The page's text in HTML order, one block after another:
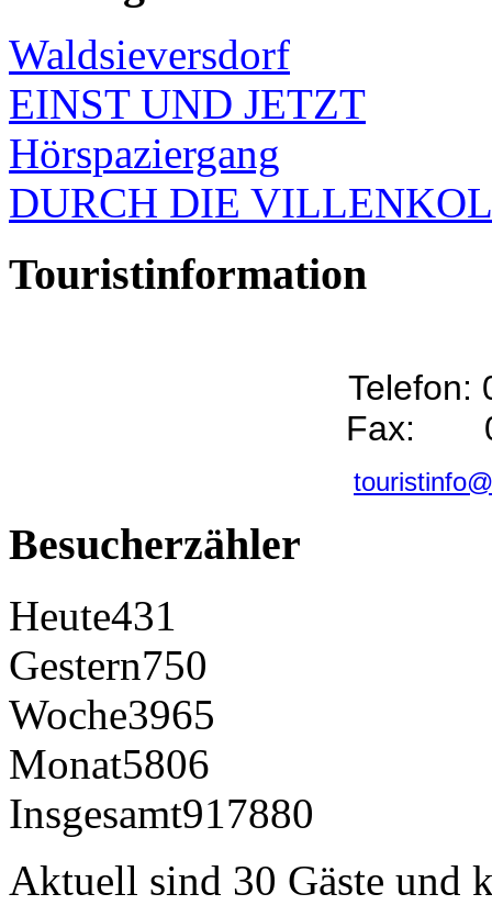
Waldsieversdorf
EINST UND JETZT
Hörspaziergang
DURCH DIE
Touristinformation
Telefon:
Fax:
Besucherzähler
Heute431
Gestern750
Woche3965
Monat5806
Insgesamt917880
Aktuell sind 30 Gäste und